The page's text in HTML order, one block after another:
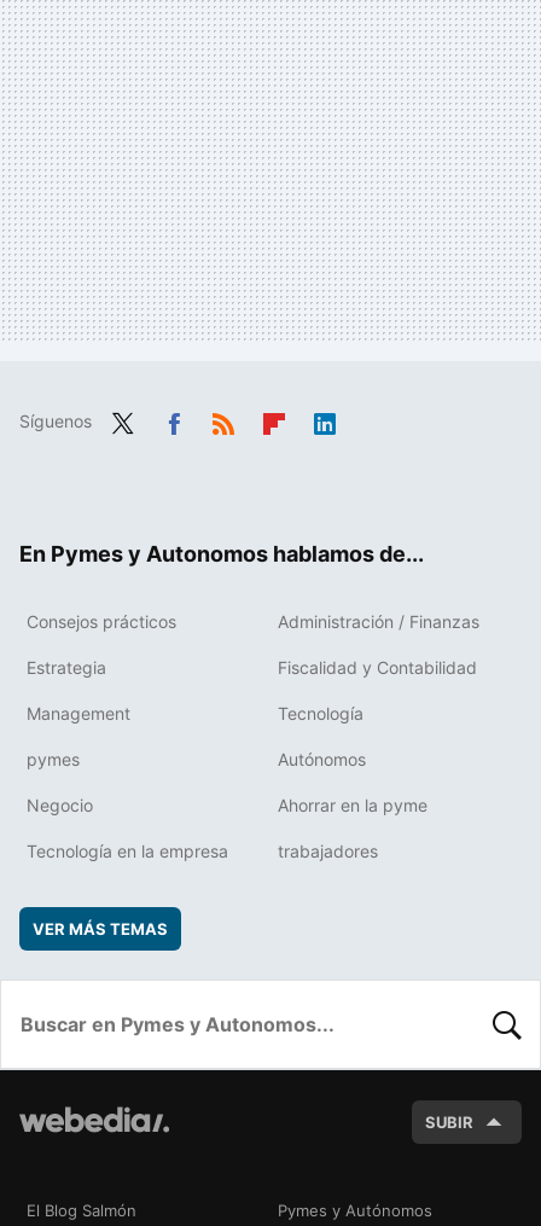
Síguenos
En Pymes y Autonomos hablamos de...
Consejos prácticos Administración / Finanzas
Estrategia Fiscalidad y Contabilidad
Management Tecnología
pymes Autónomos
Negocio Ahorrar en la pyme
Tecnología en la empresa trabajadores
VER MÁS TEMAS
SUBIR
El Blog Salmón Pymes y Autónomos